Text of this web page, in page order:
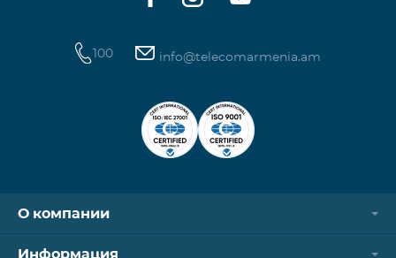
100 info@telecomarmenia.am
О компании
Информация